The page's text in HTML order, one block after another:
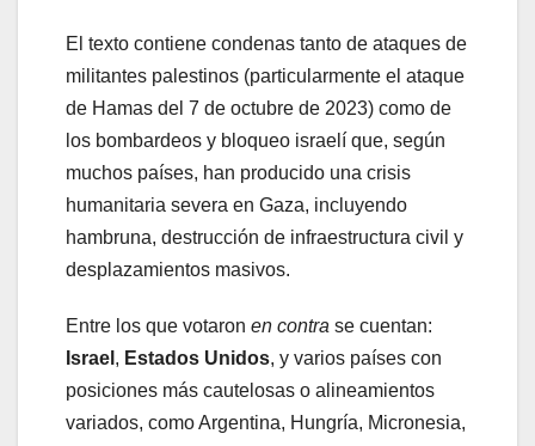
El texto contiene condenas tanto de ataques de
militantes palestinos (particularmente el ataque
de Hamas del 7 de octubre de 2023) como de
los bombardeos y bloqueo israelí que, según
muchos países, han producido una crisis
humanitaria severa en Gaza, incluyendo
hambruna, destrucción de infraestructura civil y
desplazamientos masivos.
Entre los que votaron en contra se cuentan:
Israel , Estados Unidos, y varios países con
posiciones más cautelosas o alineamientos
variados, como Argentina, Hungría, Micronesia,